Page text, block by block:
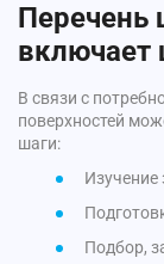
Перечень
включает
В связи с
поверхностей
шаги:
Изучение
Подбор,